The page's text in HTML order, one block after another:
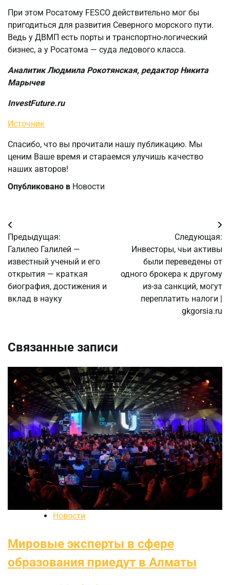
При этом Росатому FESCO действительно мог бы
пригодиться для развития Северного морского пути.
Ведь у ДВМП есть порты и транспортно-логический
бизнес, а у Росатома — суда ледового класса.
Аналитик Людмила Рокотянская, редактор Никита
Марычев
InvestFuture.ru
Источник
Спасибо, что вы прочитали нашу публикацию. Мы
ценим Ваше время и стараемся улучишь качество
наших авторов!
Опубликовано в Новости
Навигация
по
записям
Предыдущая:
Галилео Галилей —
известный ученый и его
открытия — краткая
биография, достижения и
вклад в науку
Следующая:
Инвесторы, чьи активы
были переведены от
одного брокера к другому
из-за санкций, могут
переплатить налоги |
gkgorsia.ru
Связанные записи
Новости
Мировые эксперты в сфере
образования приедут в Алматы